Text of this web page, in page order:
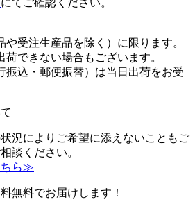
にてご確認ください。
や受注生産品を除く）に限ります。
荷できない場合もございます。
振込・郵便振替）は当日出荷をお受
況によりご希望に添えないこともご
談ください。
ちら≫
無料でお届けします！